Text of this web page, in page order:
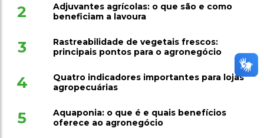
2
Adjuvantes agrícolas: o que são e como
beneficiam a lavoura
3
Rastreabilidade de vegetais frescos:
principais pontos para o agronegócio
4
Quatro indicadores importantes para lojas
agropecuárias
5
Aquaponia: o que é e quais benefícios
oferece ao agronegócio